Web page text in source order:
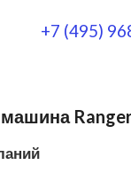
+7 (495)